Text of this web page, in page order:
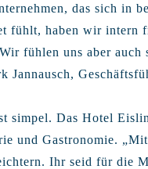
das sich in
fühlt, haben wir intern
fühlen uns aber auch
Jannausch,
simpel. Das Hotel
und Gastronomie.
Ihr seid für die